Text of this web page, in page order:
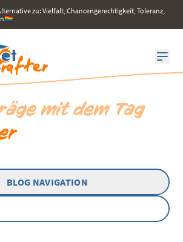
zu: Vielfalt, Chancengerechtigkeit, Toleranz,
mit dem Tag
BLOG NAVIGATION